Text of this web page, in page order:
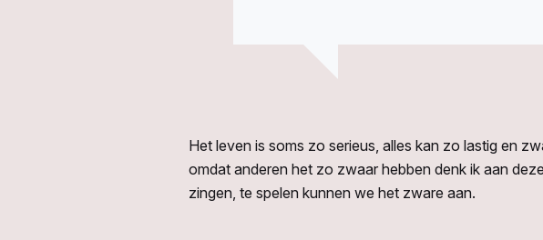
Het leven is soms zo serieus, alles kan zo lastig en
omdat anderen het zo zwaar hebben denk ik aan
zingen, te spelen kunnen we het zware aan.